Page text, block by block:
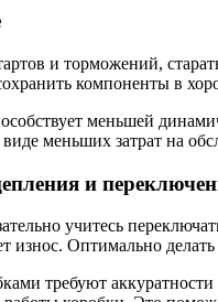
и торможений,
компоненты в
меньшей
меньших затрат на
и
учитесь
износ. Оптимально
требуют